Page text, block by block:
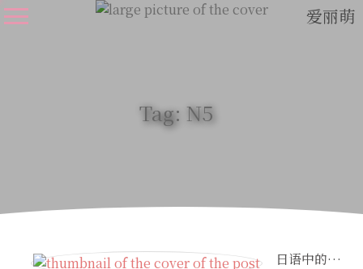
爱丽萌
Tag: N5
日语中的『普通形』变形规则